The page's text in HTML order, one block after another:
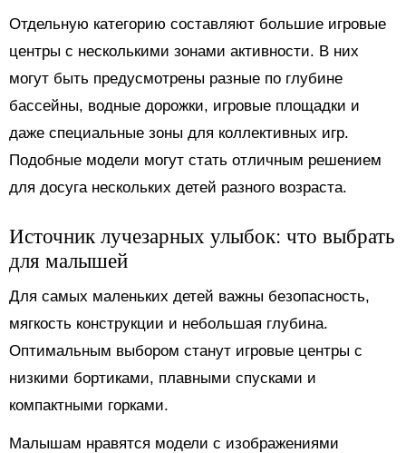
Отдельную категорию составляют большие игровые
центры с несколькими зонами активности. В них
могут быть предусмотрены разные по глубине
бассейны, водные дорожки, игровые площадки и
даже специальные зоны для коллективных игр.
Подобные модели могут стать отличным решением
для досуга нескольких детей разного возраста.
Источник лучезарных улыбок: что выбрать
для малышей
Для самых маленьких детей важны безопасность,
мягкость конструкции и небольшая глубина.
Оптимальным выбором станут игровые центры с
низкими бортиками, плавными спусками и
компактными горками.
Малышам нравятся модели с изображениями